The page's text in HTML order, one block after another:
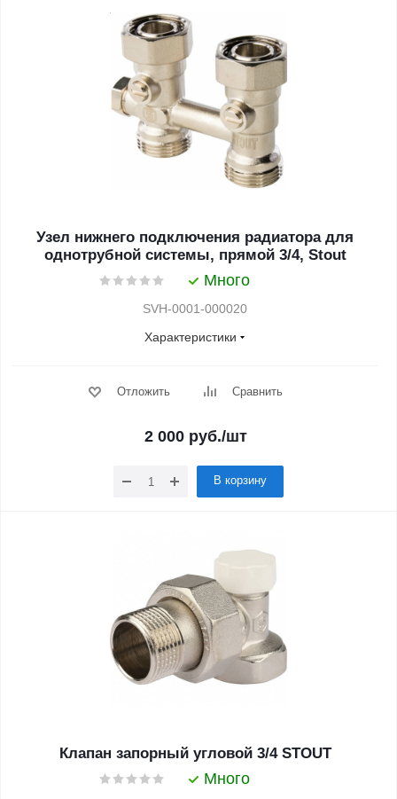
Узел нижнего подключения радиатора для
однотрубной системы, прямой 3/4, Stout
Много
SVH-0001-000020
Характеристики
Отложить Сравнить
2 000руб./шт
В корзину
Клапан запорный угловой 3/4 STOUT
Много